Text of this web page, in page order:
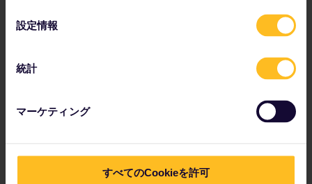
設定情報
統計
マーケティング
すべてのCookieを許可
ユーロスター (Eurostar)
予約不要
アヴァンティ トレインズ ウェストコースト (Avanti
チルターン レイルウェイズ (Chiltern Railways)
イースト ミッドランズ レイルウェイ (East
Midlands Railway)
イギリスで使えるパスを購